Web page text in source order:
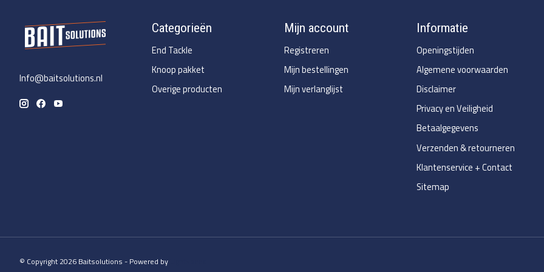
Info@baitsolutions.nl
Categorieën
End Tackle
Knoop pakket
Overige producten
Mijn account
Registreren
Mijn bestellingen
Mijn verlanglijst
Informatie
Openingstijden
Algemene voorwaarden
Disclaimer
Privacy en Veiligheid
Betaalgegevens
Verzenden & retourneren
Klantenservice + Contact
Sitemap
© Copyright 2026 Baitsolutions - Powered by